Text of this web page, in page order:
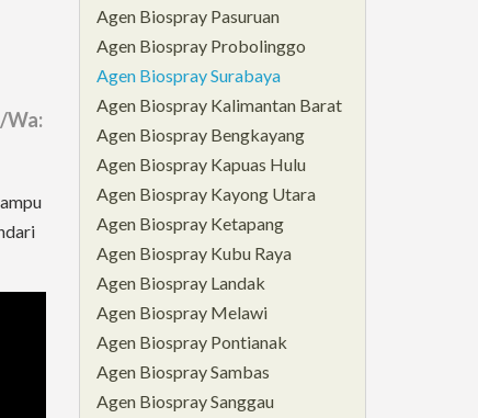
Wa:
Agen Biospray Pasuruan
Agen Biospray Probolinggo
Agen Biospray Surabaya
Agen Biospray Kalimantan Barat
Agen Biospray Bengkayang
Agen Biospray Kapuas Hulu
Agen Biospray Kayong Utara
Agen Biospray Ketapang
Agen Biospray Kubu Raya
Agen Biospray Landak
Agen Biospray Melawi
Agen Biospray Pontianak
Agen Biospray Sambas
Agen Biospray Sanggau